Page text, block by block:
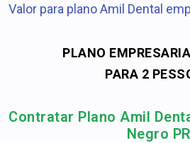
Valor para plano Amil Dental
PLANO
PARA 2
Contratar Plano Amil
Negro PR